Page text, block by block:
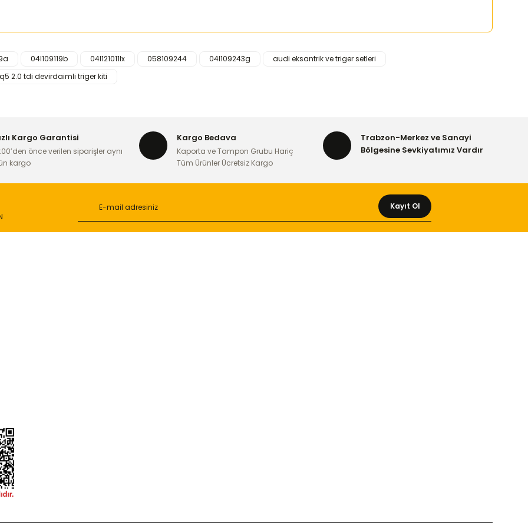
konularda yetersiz gördüğünüz noktaları öneri formunu kullanarak tarafımıza iletebilirsiniz.
04l109119b 04l121011lx 058109244 04l109243g
audi eksantrik ve triger setleri
2.0 tdi devirdaimli triger kiti
Kargo Garantisi
önce verilen siparişler aynı
kargo
Kargo Bedava
Kaporta ve Tampon Grubu Hariç
Tüm Ürünler Ücretsiz Kargo
Trabzon-Merkez ve Sanayi
Bölgesine Sevkiyatımız Vardır
Kayıt Ol